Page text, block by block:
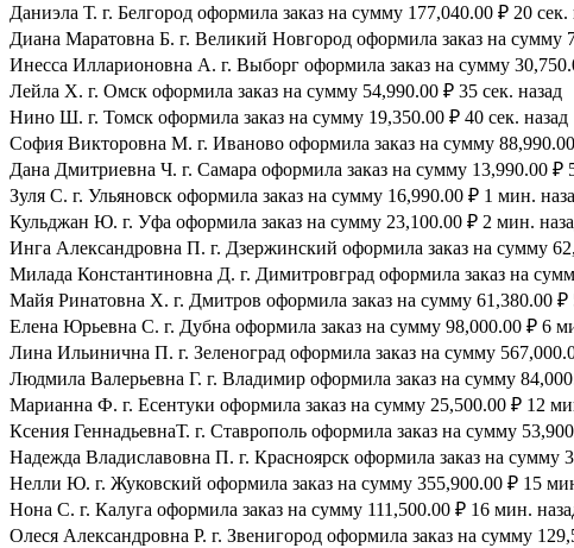
Даниэла Т. г. Белгород оформила заказ на сумму 177,040.00 ₽ 20 сек.
Диана Маратовна Б. г. Великий Новгород оформила заказ на сумму
Инесса Илларионовна А. г. Выборг оформила заказ на сумму
Лейла Х. г. Омск оформила заказ на сумму 54,990.00 ₽ 35 сек. назад
Нино Ш. г. Томск оформила заказ на сумму 19,350.00 ₽ 40 сек. назад
София Викторовна М. г. Иваново оформила заказ на сумму 88,990.00
Дана Дмитриевна Ч. г. Самара оформила заказ на сумму 13,990.00 ₽
Зуля С. г. Ульяновск оформила заказ на сумму 16,990.00 ₽ 1 мин.
Кульджан Ю. г. Уфа оформила заказ на сумму 23,100.00 ₽ 2 мин.
Инга Александровна П. г. Дзержинский оформила заказ на сумму
Милада Константиновна Д. г. Димитровград оформила заказ на
Майя Ринатовна Х. г. Дмитров оформила заказ на сумму 61,380.00 ₽
Елена Юрьевна С. г. Дубна оформила заказ на сумму 98,000.00 ₽ 6
Лина Ильинична П. г. Зеленоград оформила заказ на сумму
Людмила Валерьевна Г. г. Владимир оформила заказ на сумму
Марианна Ф. г. Есентуки оформила заказ на сумму 25,500.00 ₽ 12
Ксения ГеннадьевнаТ. г. Ставрополь оформила заказ на сумму
Надежда Владиславовна П. г. Красноярск оформила заказ на сумму
Нелли Ю. г. Жуковский оформила заказ на сумму 355,900.00 ₽ 15
Нона С. г. Калуга оформила заказ на сумму 111,500.00 ₽ 16 мин.
Олеся Александровна Р. г. Звенигород оформила заказ на сумму